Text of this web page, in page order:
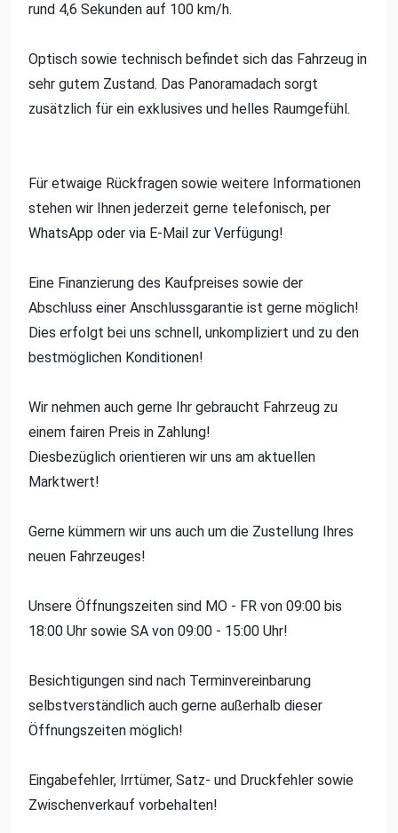
rund 4,6 Sekunden auf 100 km/h.
Optisch sowie technisch befindet sich das Fahrzeug in
sehr gutem Zustand. Das Panoramadach sorgt
zusätzlich für ein exklusives und helles Raumgefühl.
Für etwaige Rückfragen sowie weitere Informationen
stehen wir Ihnen jederzeit gerne telefonisch, per
WhatsApp oder via E-Mail zur Verfügung!
Eine Finanzierung des Kaufpreises sowie der
Abschluss einer Anschlussgarantie ist gerne möglich!
Dies erfolgt bei uns schnell, unkompliziert und zu den
bestmöglichen Konditionen!
Wir nehmen auch gerne Ihr gebraucht Fahrzeug zu
einem fairen Preis in Zahlung!
Diesbezüglich orientieren wir uns am aktuellen
Marktwert!
Gerne kümmern wir uns auch um die Zustellung Ihres
neuen Fahrzeuges!
Unsere Öffnungszeiten sind MO - FR von 09:00 bis
18:00 Uhr sowie SA von 09:00 - 15:00 Uhr!
Besichtigungen sind nach Terminvereinbarung
selbstverständlich auch gerne außerhalb dieser
Öffnungszeiten möglich!
Eingabefehler, Irrtümer, Satz- und Druckfehler sowie
Zwischenverkauf vorbehalten!